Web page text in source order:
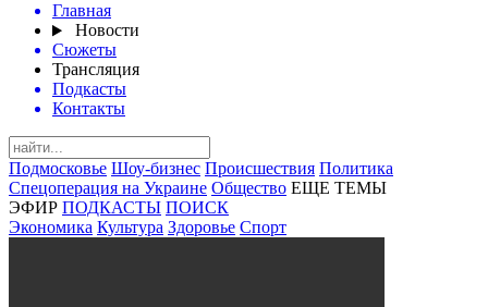
Главная
Новости
Сюжеты
Трансляция
Подкасты
Контакты
Подмосковье Шоу-бизнес Происшествия Политика
Спецоперация на Украине Общество ЕЩЕ ТЕМЫ
ЭФИР ПОДКАСТЫ ПОИСК
Экономика Культура Здоровье Спорт